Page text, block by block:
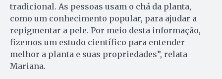
tradicional. As pessoas usam o chá da planta,
como um conhecimento popular, para ajudar a
repigmentar a pele. Por meio desta informação,
fizemos um estudo científico para entender
melhor a planta e suas propriedades”, relata
Mariana.